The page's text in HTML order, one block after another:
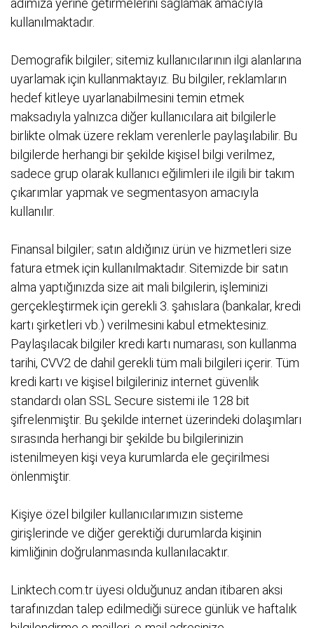
adımıza yerine getirmelerini sağlamak amacıyla
kullanılmaktadır.
Demografik bilgiler; sitemiz kullanıcılarının ilgi alanlarına
uyarlamak için kullanmaktayız. Bu bilgiler, reklamların
hedef kitleye uyarlanabilmesini temin etmek
maksadıyla yalnızca diğer kullanıcılara ait bilgilerle
birlikte olmak üzere reklam verenlerle paylaşılabilir. Bu
bilgilerde herhangi bir şekilde kişisel bilgi verilmez,
sadece grup olarak kullanıcı eğilimleri ile ilgili bir takım
çıkarımlar yapmak ve segmentasyon amacıyla
kullanılır.
Finansal bilgiler; satın aldığınız ürün ve hizmetleri size
fatura etmek için kullanılmaktadır. Sitemizde bir satın
alma yaptığınızda size ait mali bilgilerin, işleminizi
gerçekleştirmek için gerekli 3. şahıslara (bankalar, kredi
kartı şirketleri vb.) verilmesini kabul etmektesiniz.
Paylaşılacak bilgiler kredi kartı numarası, son kullanma
tarihi, CVV2 de dahil gerekli tüm mali bilgileri içerir. Tüm
kredi kartı ve kişisel bilgileriniz internet güvenlik
standardı olan SSL Secure sistemi ile 128 bit
şifrelenmiştir. Bu şekilde internet üzerindeki dolaşımları
sırasında herhangi bir şekilde bu bilgilerinizin
istenilmeyen kişi veya kurumlarda ele geçirilmesi
önlenmiştir.
Kişiye özel bilgiler kullanıcılarımızın sisteme
girişlerinde ve diğer gerektiği durumlarda kişinin
kimliğinin doğrulanmasında kullanılacaktır.
Linktech.com.tr üyesi olduğunuz andan itibaren aksi
tarafınızdan talep edilmediği sürece günlük ve haftalık